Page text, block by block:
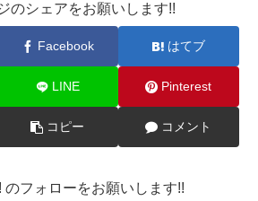
のシェアをお願いします!!
Facebook はてブ
LINE Pinterest
コピー コメント
のフォローをお願いします!!